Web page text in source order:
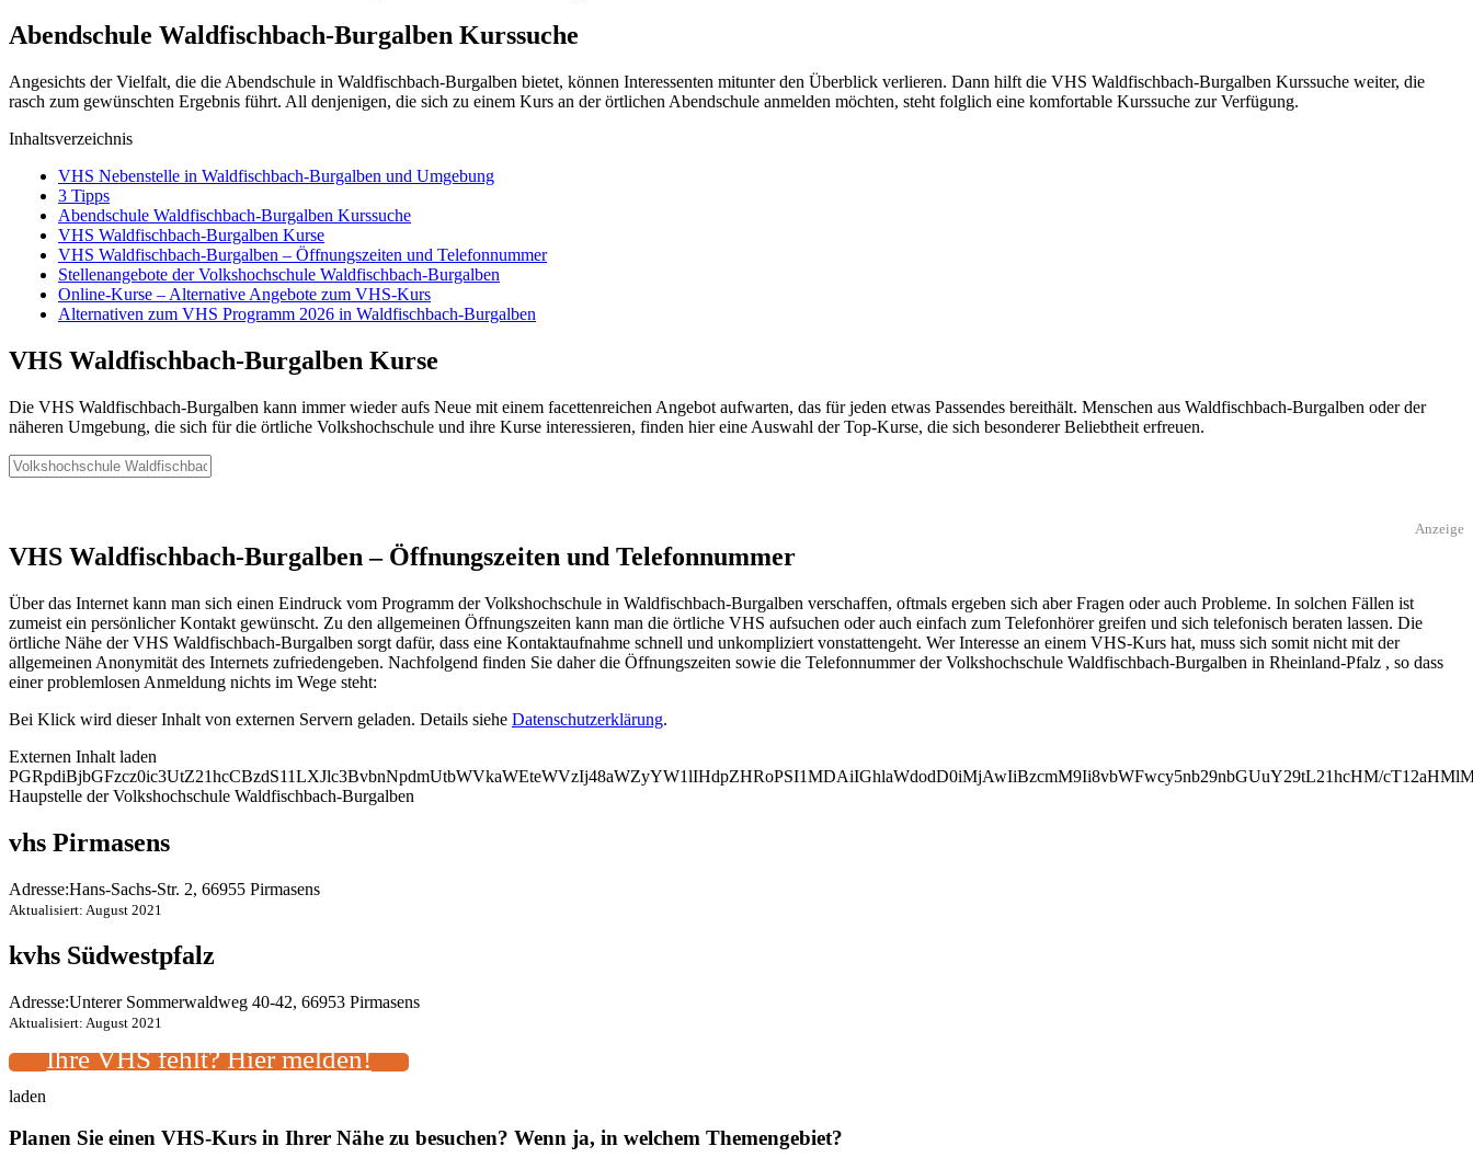
Abendschule Waldfischbach-Burgalben Kurssuche
Angesichts der Vielfalt, die die Abendschule in Waldfischbach-Burgalben bietet, können Interessenten mitunter den Überblick verlieren. Dann hilft die VHS Waldfischbach-Burgalben Kurssuche weiter, die
rasch zum gewünschten Ergebnis führt. All denjenigen, die sich zu einem Kurs an der örtlichen Abendschule anmelden möchten, steht folglich eine komfortable Kurssuche zur Verfügung.
Inhaltsverzeichnis
VHS Nebenstelle in Waldfischbach-Burgalben und Umgebung
3 Tipps
Abendschule Waldfischbach-Burgalben Kurssuche
VHS Waldfischbach-Burgalben Kurse
VHS Waldfischbach-Burgalben – Öffnungszeiten und Telefonnummer
Stellenangebote der Volkshochschule Waldfischbach-Burgalben
Online-Kurse – Alternative Angebote zum VHS-Kurs
Alternativen zum VHS Programm 2026 in Waldfischbach-Burgalben
VHS Waldfischbach-Burgalben Kurse
Die VHS Waldfischbach-Burgalben kann immer wieder aufs Neue mit einem facettenreichen Angebot aufwarten, das für jeden etwas Passendes bereithält. Menschen aus Waldfischbach-Burgalben oder der
näheren Umgebung, die sich für die örtliche Volkshochschule und ihre Kurse interessieren, finden hier eine Auswahl der Top-Kurse, die sich besonderer Beliebtheit erfreuen.
Anzeige
VHS Waldfischbach-Burgalben – Öffnungszeiten und Telefonnummer
Über das Internet kann man sich einen Eindruck vom Programm der Volkshochschule in Waldfischbach-Burgalben verschaffen, oftmals ergeben sich aber Fragen oder auch Probleme. In solchen Fällen ist
zumeist ein persönlicher Kontakt gewünscht. Zu den allgemeinen Öffnungszeiten kann man die örtliche VHS aufsuchen oder auch einfach zum Telefonhörer greifen und sich telefonisch beraten lassen. Die
örtliche Nähe der VHS Waldfischbach-Burgalben sorgt dafür, dass eine Kontaktaufnahme schnell und unkompliziert vonstattengeht. Wer Interesse an einem VHS-Kurs hat, muss sich somit nicht mit der
allgemeinen Anonymität des Internets zufriedengeben. Nachfolgend finden Sie daher die Öffnungszeiten sowie die Telefonnummer der Volkshochschule Waldfischbach-Burgalben in Rheinland-Pfalz , so dass
einer problemlosen Anmeldung nichts im Wege steht:
Bei Klick wird dieser Inhalt von externen Servern geladen. Details siehe Datenschutzerklärung.
Externen Inhalt laden
PGRpdiBjbGFzcz0ic3UtZ21hcCBzdS11LXJlc3BvbnNpdmUtbWVkaWEteWVzIj48aWZyYW1lIHdpZHRoPSI1MDAiIGhlaWdodD0iMjAwIiBzcmM9Ii8vbWFwcy5nb29nbGUuY29tL21hcHM/
Haupstelle der Volkshochschule Waldfischbach-Burgalben
vhs Pirmasens
Adresse:Hans-Sachs-Str. 2, 66955 Pirmasens
Aktualisiert: August 2021
kvhs Südwestpfalz
Adresse:Unterer Sommerwaldweg 40-42, 66953 Pirmasens
Aktualisiert: August 2021
Ihre VHS fehlt? Hier melden!
laden
Planen Sie einen VHS-Kurs in Ihrer Nähe zu besuchen? Wenn ja, in welchem Themengebiet?